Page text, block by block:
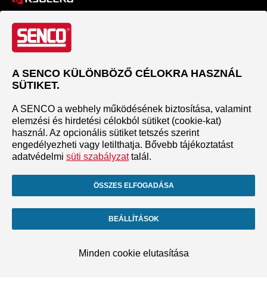
A SENCO KÜLÖNBÖZŐ CÉLOKRA HASZNÁL
SÜTIKET.
A SENCO a webhely működésének biztosítása, valamint
elemzési és hirdetési célokból sütiket (cookie-kat)
használ. Az opcionális sütiket tetszés szerint
engedélyezheti vagy letilthatja. Bővebb tájékoztatást
adatvédelmi süti szabályzattalál.
ÖSSZES ELFOGADÁSA
BEÁLLÍTÁSOK
Minden cookie elutasítása